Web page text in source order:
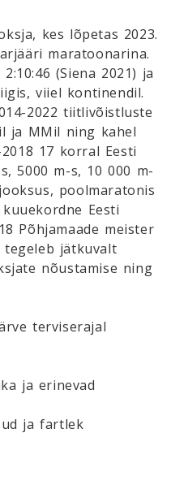
kes lõpetas 2023.
maratoonarina.
(Siena 2021) ja
viiel kontinendil.
2022 tiitlivõistluste
ja MMil ning kahel
17 korral Eesti
5000 m-s, 10 000 m-
poolmaratonis
Eesti
Põhjamaade meister
tegeleb jätkuvalt
nõustamise ning
terviserajal
ja erinevad
ja fartlek